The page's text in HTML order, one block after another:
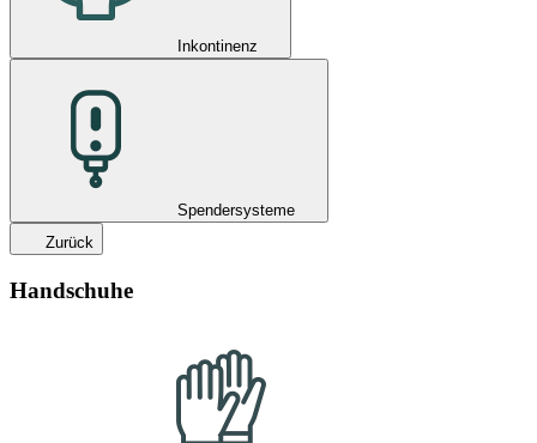
Inkontinenz
Spendersysteme
Zurück
Handschuhe